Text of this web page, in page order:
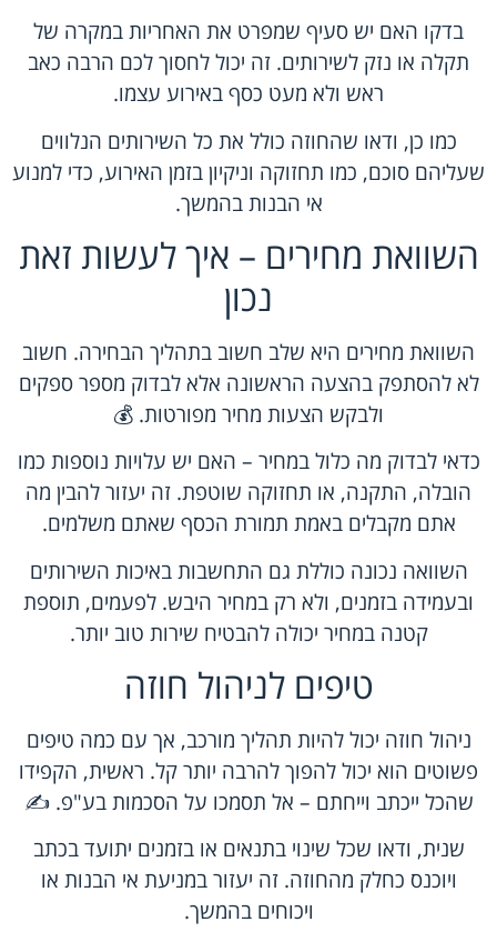
בדקו האם יש סעיף שמפרט את האחריות במקרה של
תקלה או נזק לשירותים. זה יכול לחסוך לכם הרבה כאב
ראש ולא מעט כסף באירוע עצמו.
כמו כן, ודאו שהחוזה כולל את כל השירותים הנלווים
שעליהם סוכם, כמו תחזוקה וניקיון בזמן האירוע, כדי למנוע
אי הבנות בהמשך.
השוואת מחירים – איך לעשות זאת
נכון
השוואת מחירים היא שלב חשוב בתהליך הבחירה. חשוב
לא להסתפק בהצעה הראשונה אלא לבדוק מספר ספקים
ולבקש הצעות מחיר מפורטות. 💰
כדאי לבדוק מה כלול במחיר – האם יש עלויות נוספות כמו
הובלה, התקנה, או תחזוקה שוטפת. זה יעזור להבין מה
אתם מקבלים באמת תמורת הכסף שאתם משלמים.
השוואה נכונה כוללת גם התחשבות באיכות השירותים
ובעמידה בזמנים, ולא רק במחיר היבש. לפעמים, תוספת
קטנה במחיר יכולה להבטיח שירות טוב יותר.
טיפים לניהול חוזה
ניהול חוזה יכול להיות תהליך מורכב, אך עם כמה טיפים
פשוטים הוא יכול להפוך להרבה יותר קל. ראשית, הקפידו
שהכל ייכתב וייחתם – אל תסמכו על הסכמות בע"פ. ✍️
שנית, ודאו שכל שינוי בתנאים או בזמנים יתועד בכתב
ויוכנס כחלק מהחוזה. זה יעזור במניעת אי הבנות או
ויכוחים בהמשך.